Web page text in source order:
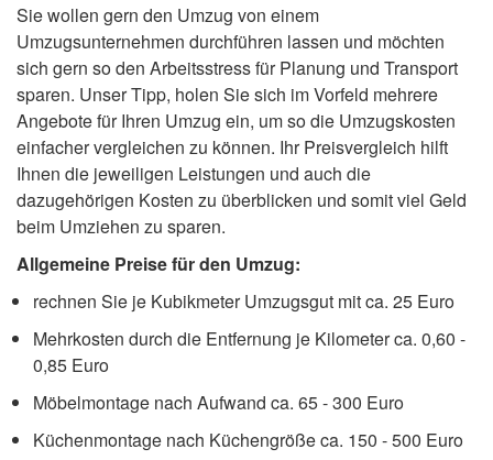
Sie wollen gern den Umzug von einem
Umzugsunternehmen durchführen lassen und möchten
sich gern so den Arbeitsstress für Planung und Transport
sparen. Unser Tipp, holen Sie sich im Vorfeld mehrere
Angebote für Ihren Umzug ein, um so die Umzugskosten
einfacher vergleichen zu können. Ihr Preisvergleich hilft
Ihnen die jeweiligen Leistungen und auch die
dazugehörigen Kosten zu überblicken und somit viel Geld
beim Umziehen zu sparen.
Allgemeine Preise für den Umzug:
rechnen Sie je Kubikmeter Umzugsgut mit ca. 25 Euro
Mehrkosten durch die Entfernung je Kilometer ca. 0,60 -
0,85 Euro
Möbelmontage nach Aufwand ca. 65 - 300 Euro
Küchenmontage nach Küchengröße ca. 150 - 500 Euro